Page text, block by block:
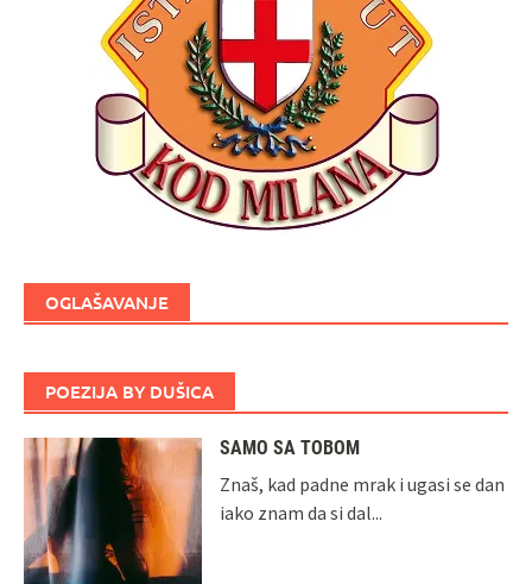
OGLAŠAVANJE
POEZIJA BY DUŠICA
SAMO SA TOBOM
Znaš, kad padne mrak i ugasi se dan
iako znam da si dal...